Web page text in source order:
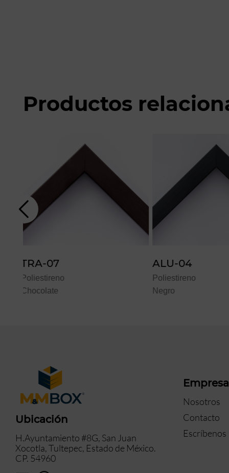
Productos
ALU-04
Poliestireno
Negro
FX-16
Poliestireno
Negro
Ubicación
H.Ayuntamiento #8G, San Juan
Xocotla, Tultepec, Estado de México.
CP. 54960
Empresa
Nosotros
Contacto
Escríbenos